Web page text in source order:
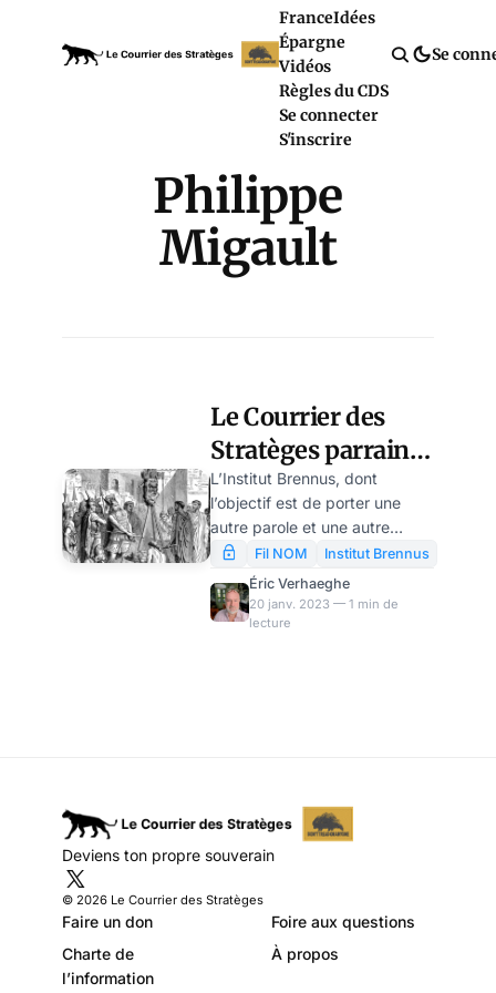
FranceIdées
Épargne
Vidéos
Règles du CDS
Se connecter
S'inscrire
Se
Philippe
Migault
Le Courrier des
Stratèges parraine
l’institut Brennus
L’Institut Brennus, dont
l’objectif est de porter une
autre parole et une autre
analyse dans les relations
internationales et dans la
compréhension des problèmes
stratégiques, est parrainé par
indépendant.
Fil NOM
Institut Brennus
Éric Verhaeghe
20 janv. 2023 — 1 min de
lecture
Deviens ton propre souverain
© 2026 Le Courrier des Stratèges
Faire un don
Foire aux questions
Charte de
l’information
À propos